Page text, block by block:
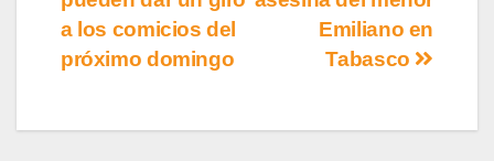
Emiliano en
Tabasco
a los comicios del
próximo domingo